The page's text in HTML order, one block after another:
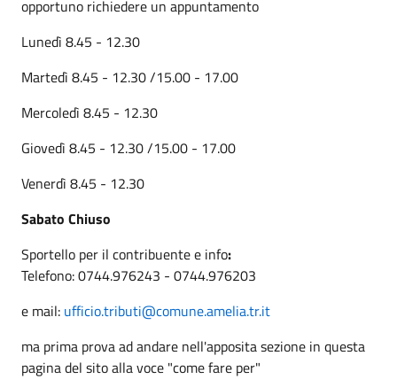
opportuno richiedere un appuntamento
Lunedì 8.45 - 12.30
Martedì 8.45 - 12.30 /15.00 - 17.00
Mercoledì 8.45 - 12.30
Giovedì 8.45 - 12.30 /15.00 - 17.00
Venerdì 8.45 - 12.30
Sabato Chiuso
Sportello per il contribuente e info:
Telefono: 0744.976243 - 0744.976203
e mail: ufficio.tributi@comune.amelia.tr.it
ma prima prova ad andare nell'apposita sezione in questa
pagina del sito alla voce "come fare per"